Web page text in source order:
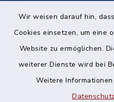
Wir weisen darauf hin,
Cookies einsetzen, um eine
Website zu ermöglichen.
weiterer Dienste wird bei
Weitere